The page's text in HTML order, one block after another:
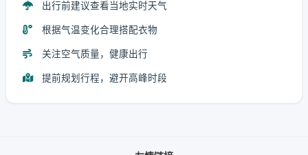
出行前建议查看当地实时天气
根据气温变化合理搭配衣物
关注空气质量，健康出行
提前规划行程，避开高峰时段